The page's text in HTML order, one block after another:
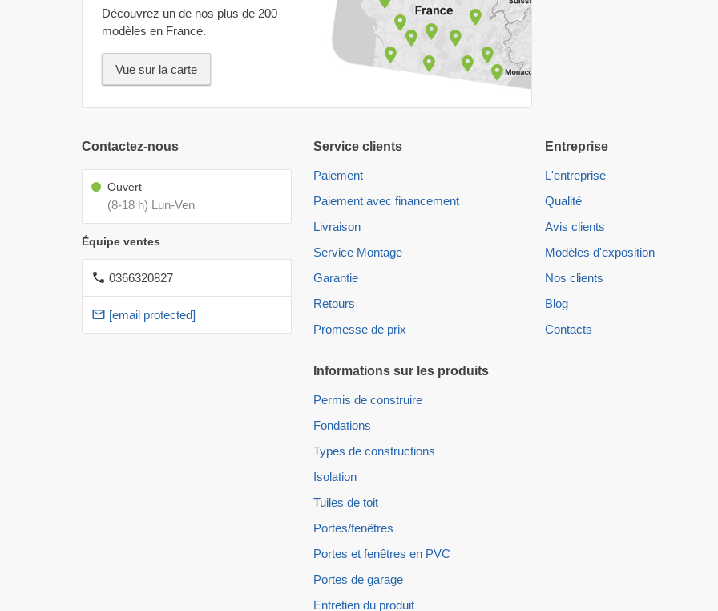
Découvrez un de nos plus de 200
modèles en France.
Vue sur la carte
Contactez-nous
Ouvert
(8-18 h) Lun-Ven
Équipe ventes
0366320827
[email protected]
Service clients
Paiement
Paiement avec financement
Livraison
Service Montage
Garantie
Retours
Promesse de prix
Informations sur les produits
Permis de construire
Fondations
Types de constructions
Isolation
Tuiles de toit
Portes/fenêtres
Portes et fenêtres en PVC
Portes de garage
Entretien du produit
Entreprise
L'entreprise
Qualité
Avis clients
Modèles d'exposition
Nos clients
Blog
Contacts